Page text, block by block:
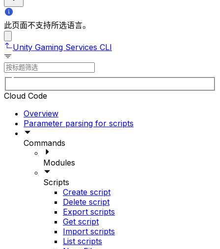
此页面不支持所选语言。
Unity Gaming Services CLI
Cloud Code
Overview
Parameter parsing for scripts
Commands
Modules
Scripts
Create script
Delete script
Export scripts
Get script
Import scripts
List scripts